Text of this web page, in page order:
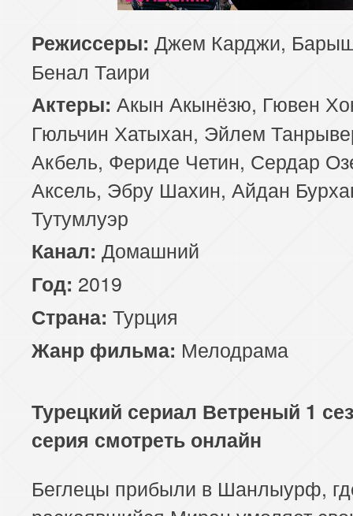
Режиссеры: Джем Карджи,
Бенал Таири
Актеры: Акын Акынёзю, Гювен
Гюльчин Хатыхан, Эйлем
Акбель, Фериде Четин, Сердар
Аксель, Эбру Шахин, Айдан
Тутумлуэр
Канал: Домашний
Год: 2019
Страна: Турция
Жанр фильма: Мелодрама
Турецкий сериал Ветреный 1
серия смотреть онлайн
Беглецы прибыли в Шанлыурф,